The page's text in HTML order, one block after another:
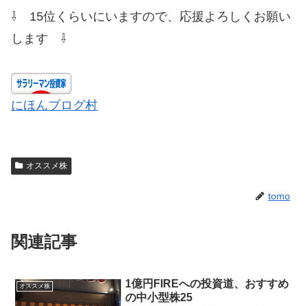
⇩ 15位くらいにいますので、応援よろしくお願い
します ⇩
にほんブログ村
オススメ株
tomo
関連記事
オススメ株
1億円FIREへの投資道、おすすめ
の中小型株25